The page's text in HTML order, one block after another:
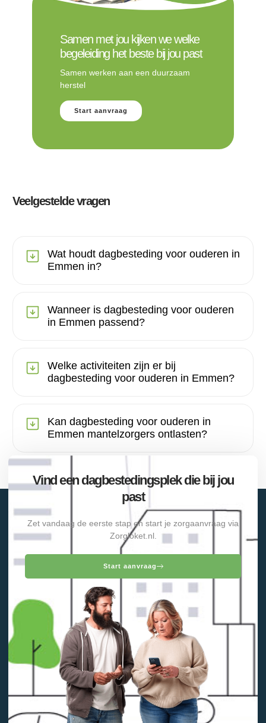
Samen met jou kijken we welke
begeleiding het beste bij jou past
Samen werken aan een duurzaam
herstel
Start aanvraag
Veelgestelde vragen
Wat houdt dagbesteding voor ouderen in
Emmen in?
Wanneer is dagbesteding voor ouderen
in Emmen passend?
Welke activiteiten zijn er bij
dagbesteding voor ouderen in Emmen?
Kan dagbesteding voor ouderen in
Emmen mantelzorgers ontlasten?
Vind een dagbestedingsplek die bij jou
past
Zet vandaag de eerste stap en start je zorgaanvraag via
Zorgloket.nl.
Start aanvraag